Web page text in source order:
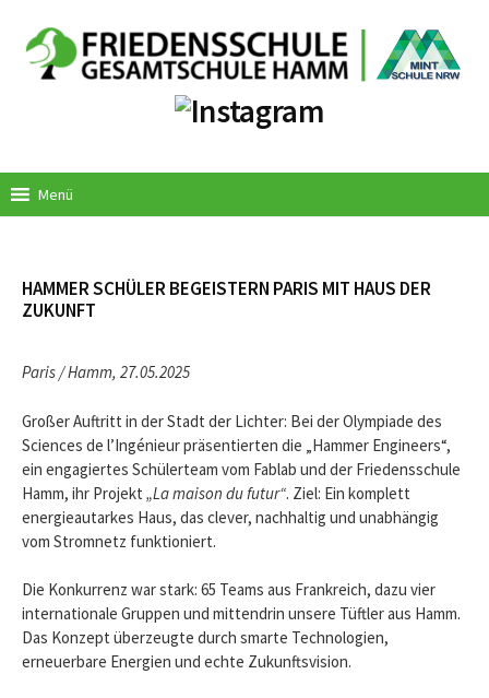
Inhalt
Menü
HAMMER SCHÜLER BEGEISTERN PARIS MIT HAUS DER
ZUKUNFT
Paris / Hamm, 27.05.2025
Großer Auftritt in der Stadt der Lichter: Bei der Olympiade des
Sciences de l’Ingénieur präsentierten die „Hammer Engineers“,
ein engagiertes Schülerteam vom Fablab und der Friedensschule
Hamm, ihr Projekt „La maison du futur“. Ziel: Ein komplett
energieautarkes Haus, das clever, nachhaltig und unabhängig
vom Stromnetz funktioniert.
Die Konkurrenz war stark: 65 Teams aus Frankreich, dazu vier
internationale Gruppen und mittendrin unsere Tüftler aus Hamm.
Das Konzept überzeugte durch smarte Technologien,
erneuerbare Energien und echte Zukunftsvision.